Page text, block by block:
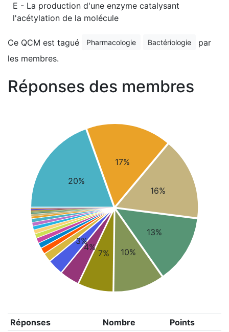
E - La production d'une enzyme catalysant
l'acétylation de la molécule
Ce QCM est tagué Pharmacologie Bactériologie
par
les membres.
Réponses des membres
20%
17%
16%
13%
10%
7%
4%
3%
Réponses Nombre
Points